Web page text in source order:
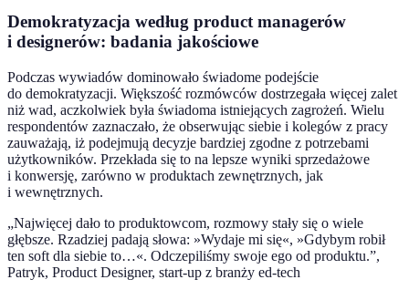
Demokratyzacja według product managerów
i designerów: badania jakościowe
Podczas wywiadów dominowało świadome podejście
do demokratyzacji. Większość rozmówców dostrzegała więcej zalet
niż wad, aczkolwiek była świadoma istniejących zagrożeń. Wielu
respondentów zaznaczało, że obserwując siebie i kolegów z pracy
zauważają, iż podejmują decyzje bardziej zgodne z potrzebami
użytkowników. Przekłada się to na lepsze wyniki sprzedażowe
i konwersję, zarówno w produktach zewnętrznych, jak
i wewnętrznych.
„Najwięcej dało to produktowcom, rozmowy stały się o wiele
głębsze. Rzadziej padają słowa: »Wydaje mi się«, »Gdybym robił
ten soft dla siebie to…«. Odczepiliśmy swoje ego od produktu.”,
Patryk, Product Designer, start-up z branży ed-tech